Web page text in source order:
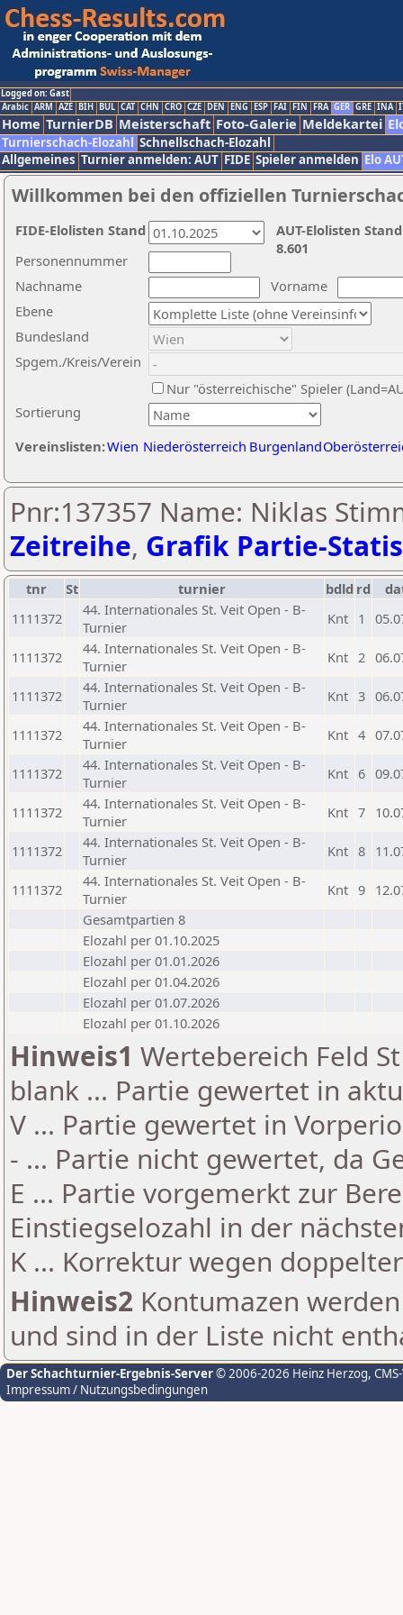
Logged on: Gast
Arabic ARM AZE BIH BUL CAT CHN CRO CZE DEN ENG ESP FAI FIN FRA GER GRE INA
Home TurnierDB Meisterschaft Foto-Galerie Meldekartei
Turnierschach-Elozahl Schnellschach-Elozahl
Allgemeines Turnier anmelden: AUT FIDE Spieler anmelden Elo
Willkommen bei den offiziellen
Nachname
Vorname
Ebene
Sortierung
Personennummer
Bundesland
Spgem./Kreis/Verein
Nur "österreichische" Spieler
Vereinslisten:Wien Niederösterreich Burgenland
AUT-Elolisten
8.601
FIDE-Elolisten Stand
Pnr:137357 Name: Niklas
Zeitreihe, Grafik Partie-
tnr St turnier bdld rd
1111372
44. Internationales St. Veit Open - B-
Turnier
Knt 1
1111372
44. Internationales St. Veit Open - B-
Turnier
Knt 2
1111372
44. Internationales St. Veit Open - B-
Turnier
Knt 3
1111372
44. Internationales St. Veit Open - B-
Turnier
Knt 4
1111372
44. Internationales St. Veit Open - B-
Turnier
Knt 6
1111372
44. Internationales St. Veit Open - B-
Turnier
Knt 7
1111372
44. Internationales St. Veit Open - B-
Turnier
Knt 8
1111372
44. Internationales St. Veit Open - B-
Turnier
Knt 9
Gesamtpartien 8
Elozahl per 01.10.2025
Elozahl per 01.01.2026
Elozahl per 01.04.2026
Elozahl per 01.07.2026
Elozahl per 01.10.2026
Hinweis1 Wertebereich Feld
blank ... Partie gewertet in
V ... Partie gewertet in
- ... Partie nicht gewertet, da
E ... Partie vorgemerkt zur
Einstiegselozahl in der
K ... Korrektur wegen
Hinweis2 Kontumazen
und sind in der Liste nicht
Der Schachturnier-Ergebnis-Server© 2006-2026 Heinz Herzog,
Impressum / Nutzungsbedingungen